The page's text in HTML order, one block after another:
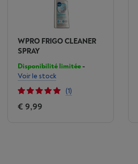
WPRO FRIGO CLEANER
SPRAY
Disponibilité limitée-
Voir le stock
(1)
€ 9,99